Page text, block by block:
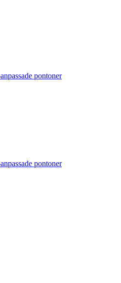
pontoner
pontoner